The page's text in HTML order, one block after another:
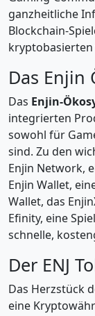
ganzheitliche
Blockchain-
Das Enjin
Das Enjin-
integrierten
sowohl für
sind. Zu den
Enjin Network,
Enjin Wallet,
Wallet, das
Efinity, eine
schnelle,
Der ENJ
Das Herzstück
eine